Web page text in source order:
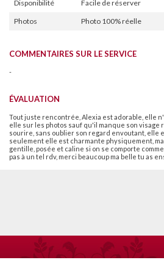
Disponibilité
Facile de réserver
Photos
Photo 100% réelle
COMMENTAIRES SUR LE SERVICE
-
ÉVALUATION
Tout juste rencontrée, Alexia est adorable, elle
elle sur les photos sauf qu'il manque son visage
sourire, sans oublier son regard envoutant, elle
seulement elle est charmante physiquement,
gentille, posée et caline si on se comporte
pas à un tel rdv, merci beaucoup ma belle tu as